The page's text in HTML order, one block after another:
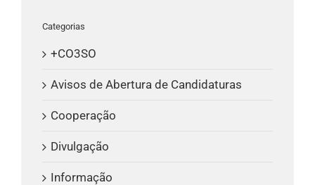
Categorias
+CO3SO
Avisos de Abertura de Candidaturas
Cooperação
Divulgação
Informação